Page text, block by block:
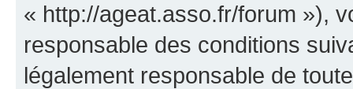
« http://ageat.asso.fr/forum »),
responsable des conditions
légalement responsable de